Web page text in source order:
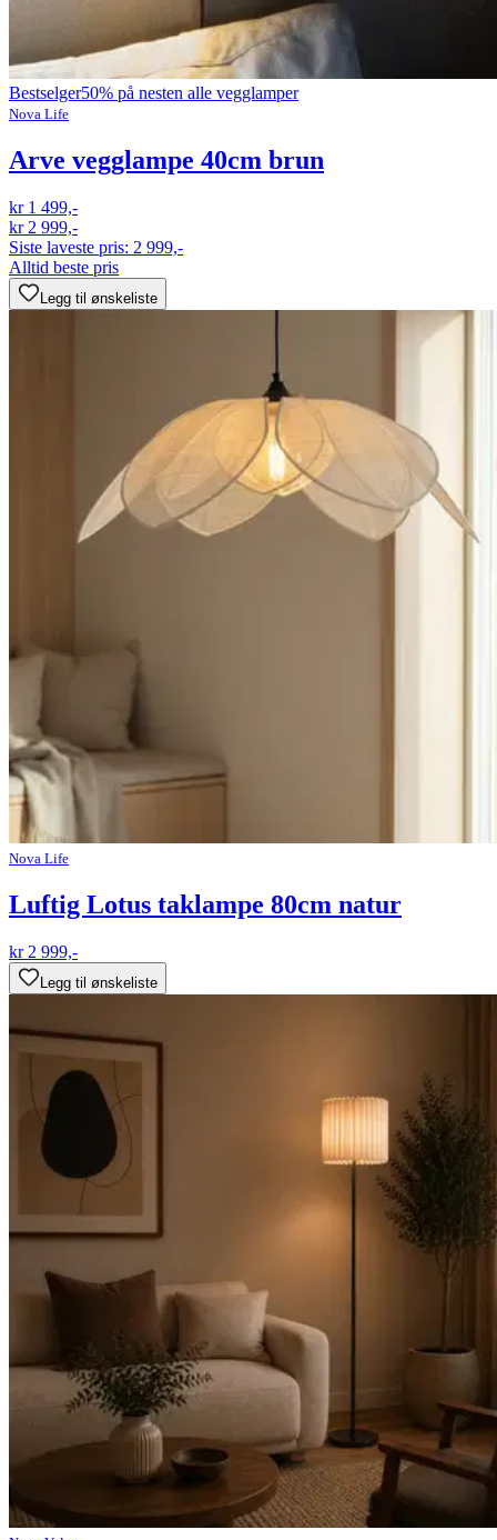
Bestselger50% på nesten alle vegglamper
Nova Life
Arve vegglampe 40cm brun
kr 1 499,-
kr 2 999,-
Siste laveste pris: 2 999,-
Alltid beste pris
Legg til ønskeliste
Nova Life
Luftig Lotus taklampe 80cm natur
kr 2 999,-
Legg til ønskeliste